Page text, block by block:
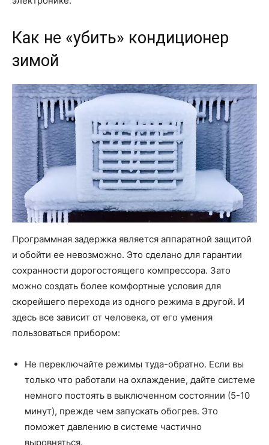
Как не «убить» кондиционер
зимой
Программная задержка является аппаратной защитой
и обойти ее невозможно. Это сделано для гарантии
сохранности дорогостоящего компрессора. Зато
можно создать более комфортные условия для
скорейшего перехода из одного режима в другой. И
здесь все зависит от человека, от его умения
пользоваться прибором:
Не переключайте режимы туда-обратно. Если вы
только что работали на охлаждение, дайте системе
немного постоять в выключенном состоянии (5-10
минут), прежде чем запускать обогрев. Это
поможет давлению в системе частично
выровняться.